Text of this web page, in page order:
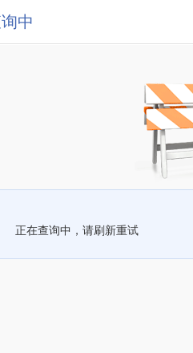
中
正在查询中，请刷新重试